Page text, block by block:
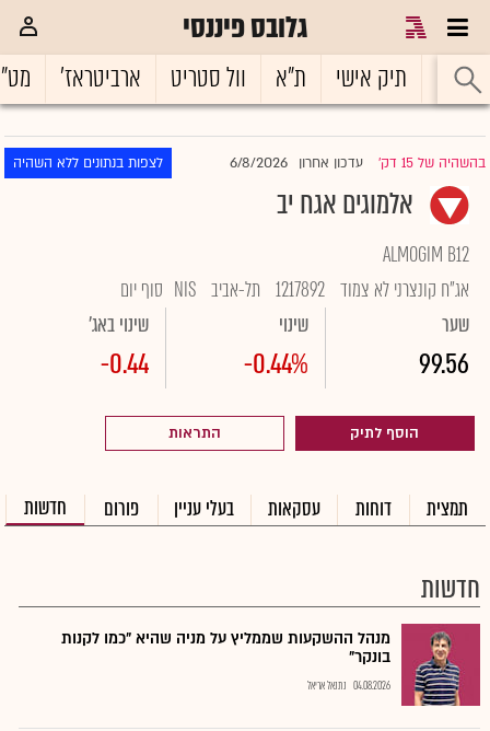
גלובס פיננסי
ראשי תיק אישי ת"א וול סטריט ארביטראז'
בהשהיה של 15 דק' |עדכון אחרון 6/8/2026 לצפות בנתונים ללא השהיה
אלמוגים אגח יב
ALMOGIM B12
אג"ח קונצרני לא צמוד 1217892 תל-אביב NIS סוף יום
שער
99.56
שינוי
-0.44%
שינוי באג'
-0.44
הוסף לתיק התראות
תמצית דוחות עסקאות בעלי עניין פורום חדשות
חדשות
מנהל ההשקעות שממליץ על מניה שהיא "כמו לקנות
בונקר"
04.08.2026 נתנאל אריאל